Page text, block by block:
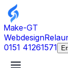
Make-GT
Webdesign
0151 41261571